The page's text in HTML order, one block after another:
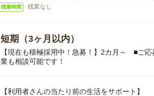
残業時間 残業なし
短期（3ヶ月以内）
【現在も積極採用中！急募！】2カ月～ ■ご
業も相談可能です！
【利用者さんの当たり前の生活をサポート】